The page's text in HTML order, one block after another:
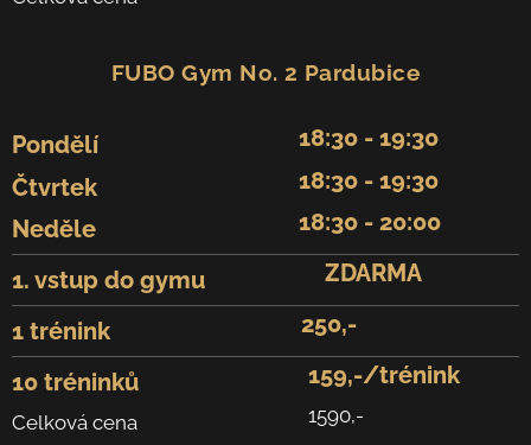
FUBO Gym No. 2 Pardubice
Pondělí
Čtvrtek
Neděle
18:30 - 19:30
18:30 - 19:30
18:30 - 20:00
1. vstup do gymu ZDARMA
1 trénink 250,-
10 tréninků
Celková cena
159,-/trénink
1590,-